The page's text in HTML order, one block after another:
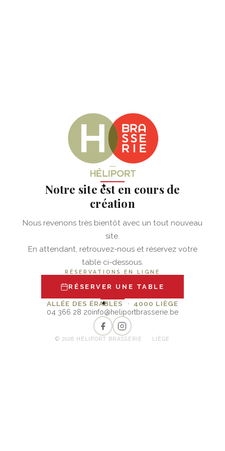
✦
Notre site est en cours de
création
Nous revenons très bientôt avec un tout nouveau
site.
En attendant, retrouvez-nous et réservez votre
table ci-dessous.
RÉSERVATIONS EN LIGNE
RÉSERVER UNE TABLE
✦
ALLÉE DES ÉRABLES · 4000 LIÈGE
04 366 28 20info@heliportbrasserie.be
© 2026 HÉLIPORT BRASSERIE · LIÈGE